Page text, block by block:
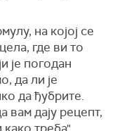
на којој се
где ви то
је погодан
да ли је
да ђубрите.
вам дају рецепт,